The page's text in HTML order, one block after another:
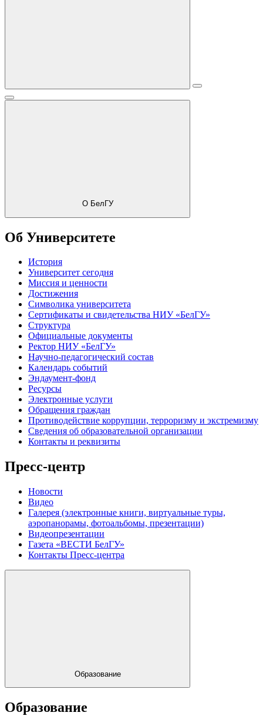
О БелГУ
Об Университете
История
Университет сегодня
Миссия и ценности
Достижения
Символика университета
Сертификаты и свидетельства НИУ «БелГУ»
Структура
Официальные документы
Ректор НИУ «БелГУ»
Научно-педагогический состав
Календарь событий
Эндаумент-фонд
Ресурсы
Электронные услуги
Обращения граждан
Противодействие коррупции, терроризму и экстремизму
Сведения об образовательной организации
Контакты и реквизиты
Пресс-центр
Новости
Видео
Галерея (электронные книги, виртуальные туры,
аэропанорамы, фотоальбомы, презентации)
Видеопрезентации
Газета «ВЕСТИ БелГУ»
Контакты Пресс-центра
Образование
Образование